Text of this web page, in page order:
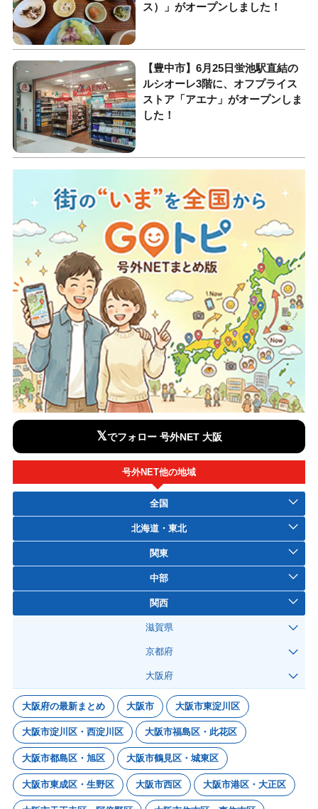
ス）」がオープンしました！
【豊中市】6月25日蛍池駅直結の
ルシオーレ3階に、オフプライス
ストア「アエナ」がオープンしま
した！
𝕏でフォロー 号外NET 大阪
号外NET他の地域
全国
北海道・東北
関東
中部
関西
滋賀県
京都府
大阪府
大阪府の最新まとめ 大阪市 大阪市東淀川区
大阪市淀川区・西淀川区 大阪市福島区・此花区
大阪市都島区・旭区 大阪市鶴見区・城東区
大阪市東成区・生野区 大阪市西区 大阪市港区・大正区